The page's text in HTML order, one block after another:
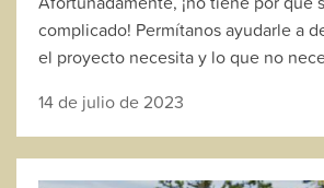
complicado! Permítanos ayudarle a
el proyecto necesita y lo que no
14 de julio de 2023